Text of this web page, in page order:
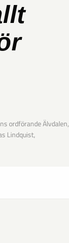
ordförande Älvdalen,
Lindquist,